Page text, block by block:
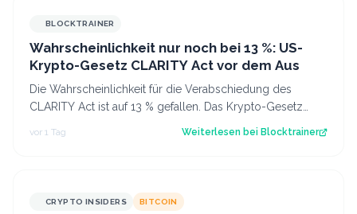
BLOCKTRAINER
Wahrscheinlichkeit nur noch bei 13 %: US-
Krypto-Gesetz CLARITY Act vor dem Aus
Die Wahrscheinlichkeit für die Verabschiedung des
CLARITY Act ist auf 13 % gefallen. Das Krypto-Gesetz
steht vor dem Aus, aber Bitcoin zeigt…
vor 1 Tag Weiterlesen bei Blocktrainer
CRYPTO INSIDERS BITCOIN